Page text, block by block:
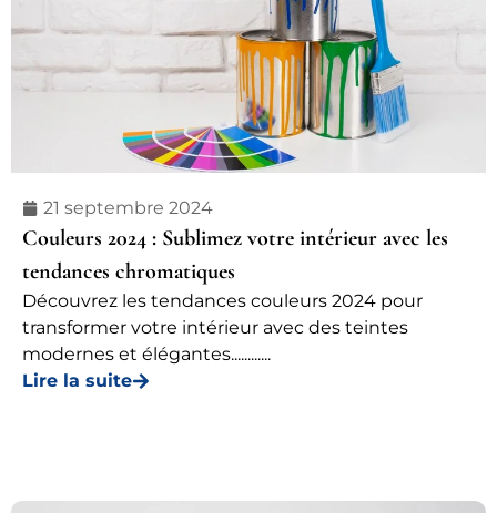
21 septembre 2024
Couleurs 2024 : Sublimez votre intérieur avec les
tendances chromatiques
Découvrez les tendances couleurs 2024 pour
transformer votre intérieur avec des teintes
modernes et élégantes............
Lire la suite